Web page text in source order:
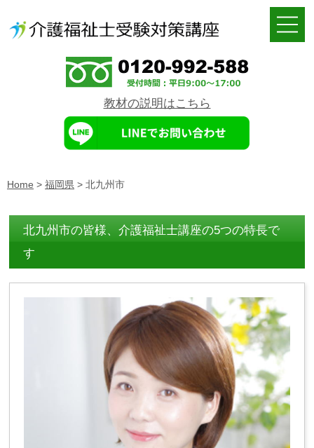
教材の説明はこちら
Home > 福岡県 > 北九州市
北九州市の皆様、介護福祉士講座の5つの特長で
す